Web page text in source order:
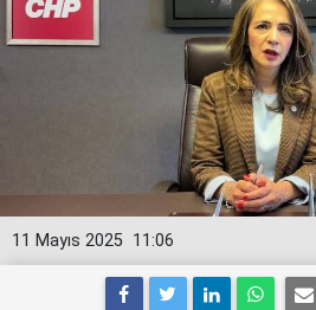
11:06
11 Mayıs 2025